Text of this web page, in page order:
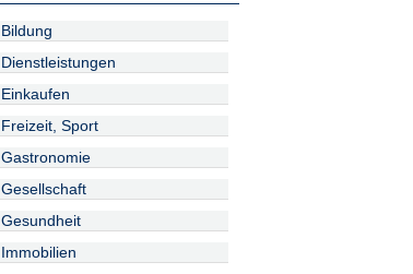
Bildung
Dienstleistungen
Einkaufen
Freizeit, Sport
Gastronomie
Gesellschaft
Gesundheit
Immobilien